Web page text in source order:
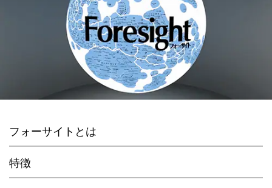
フォーサイトとは
特徴